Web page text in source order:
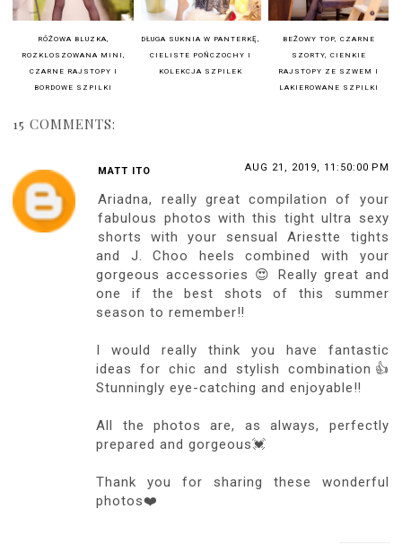
RÓŻOWA BLUZKA,
ROZKLOSZOWANA MINI,
CZARNE RAJSTOPY I
BORDOWE SZPILKI
DŁUGA SUKNIA W PANTERKĘ,
CIELISTE POŃCZOCHY I
KOLEKCJA SZPILEK
BEŻOWY TOP, CZARNE
SZORTY, CIENKIE
RAJSTOPY ZE SZWEM I
LAKIEROWANE SZPILKI
15 COMMENTS:
MATT ITO AUG 21, 2019, 11:50:00 PM
Ariadna, really great compilation of your
fabulous photos with this tight ultra sexy
shorts with your sensual Ariestte tights
and J. Choo heels combined with your
gorgeous accessories 😍 Really great and
one if the best shots of this summer
season to remember‼️
I would really think you have fantastic
ideas for chic and stylish combination👍
Stunningly eye-catching and enjoyable‼️
All the photos are, as always, perfectly
prepared and gorgeous💓
Thank you for sharing these wonderful
photos❤️